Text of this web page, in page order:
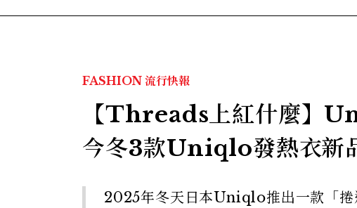
FASHION 流行快報
【Threads上紅什麼】
今冬3款Uniqlo發熱衣新
2025年冬天日本Uniqlo推出一款「捲